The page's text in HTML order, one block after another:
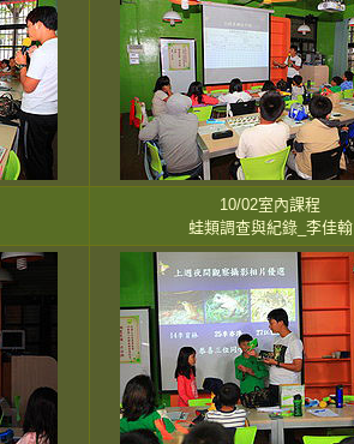
10/02室內課程
蛙類調查與紀錄_李佳翰